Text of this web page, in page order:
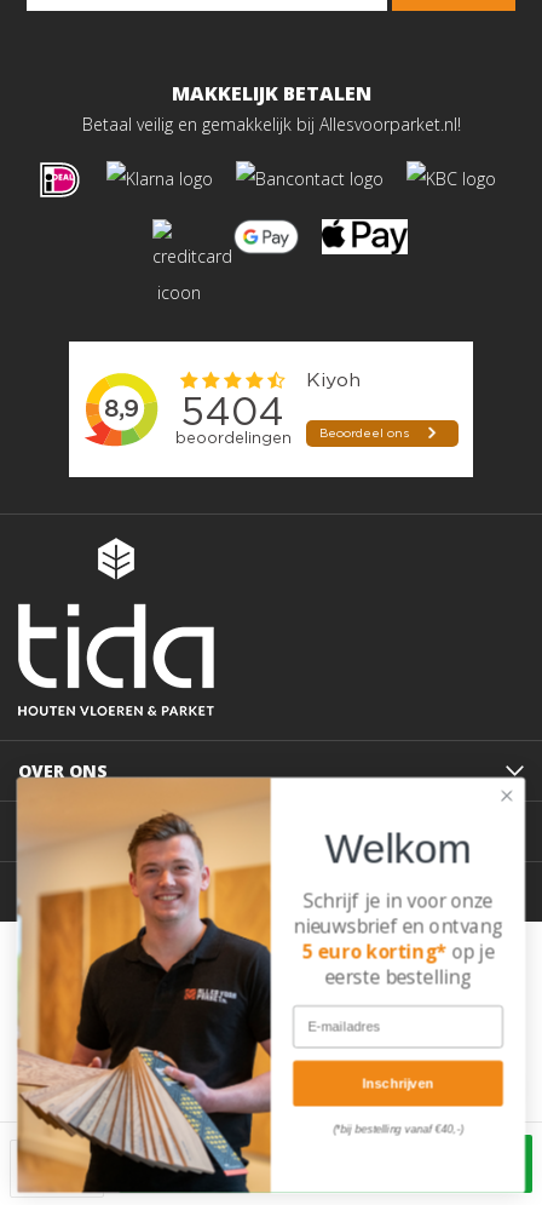
IN WINKELWAGEN
MAKKELIJK BETALEN
Betaal veilig en gemakkelijk bij Allesvoorparket.nl!
OVER ONS
KLANTENSERVICE
POPULAIRSTE BLOGS
© 2026 Allesvoorparket.
Algemene Voorwaarden
Privacy
Cookies
Welkom
Schrijf je in voor onze
nieuwsbrief en ontvang
5 euro korting* op je
eerste bestelling
Email
Inschrijven
(*bij bestelling vanaf €40,-)